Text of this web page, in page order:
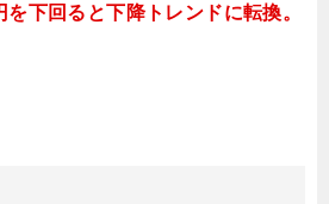
を下回ると下降トレンドに転換。